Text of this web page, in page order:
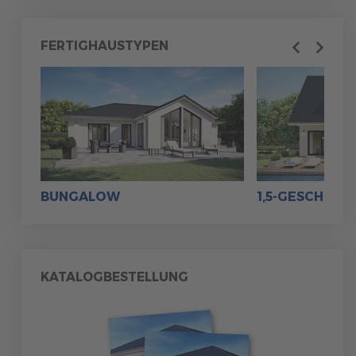
MUSTERHAUS FINDEN
MUSTERHAUS FINDEN
MUSTERHAUS FINDEN
FERTIGHAUSTYPEN Previous
BUNGALOW 1,5-
KATALOGBESTELLUNG